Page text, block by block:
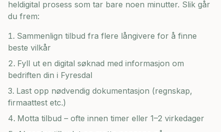
heldigital prosess som tar bare noen minutter. Slik går
du frem:
Sammenlign tilbud fra flere långivere for å finne
beste vilkår
Fyll ut en digital søknad med informasjon om
bedriften din i Fyresdal
Last opp nødvendig dokumentasjon (regnskap,
firmaattest etc.)
Motta tilbud – ofte innen timer eller 1–2 virkedager